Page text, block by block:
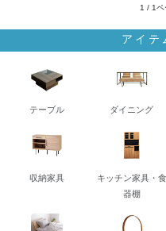
1 / 1ペ
アイテ
テーブル ダイニング
収納家具
キッチン家具・食
器棚